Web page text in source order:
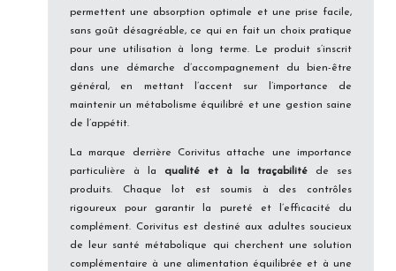
permettent une absorption optimale et une prise facile,
sans goût désagréable, ce qui en fait un choix pratique
pour une utilisation à long terme. Le produit s’inscrit
dans une démarche d’accompagnement du bien-être
général, en mettant l’accent sur l’importance de
maintenir un métabolisme équilibré et une gestion saine
de l’appétit.
La marque derrière Corivitus attache une importance
particulière à la qualité et à la traçabilité de ses
produits. Chaque lot est soumis à des contrôles
rigoureux pour garantir la pureté et l’efficacité du
complément. Corivitus est destiné aux adultes soucieux
de leur santé métabolique qui cherchent une solution
complémentaire à une alimentation équilibrée et à une